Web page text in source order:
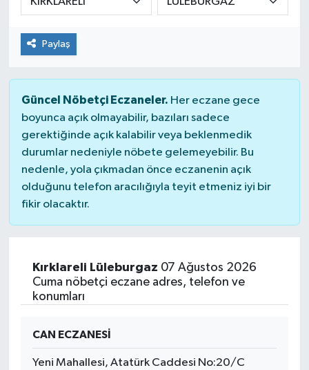
Paylaş
Güncel Nöbetçi Eczaneler. Her eczane gece
boyunca açık olmayabilir, bazıları sadece
gerektiğinde açık kalabilir veya beklenmedik
durumlar nedeniyle nöbete gelemeyebilir. Bu
nedenle, yola çıkmadan önce eczanenin açık
olduğunu telefon aracılığıyla teyit etmeniz iyi bir
fikir olacaktır.
Kırklareli Lüleburgaz 07 Ağustos 2026
Cuma nöbetçi eczane adres, telefon ve
konumları
CAN ECZANESİ
Yeni Mahallesi, Atatürk Caddesi No:20/C
Magazin
Özel Haber
Resmi İlan
Sağlık
Spor
Teknoloji
Yaşam